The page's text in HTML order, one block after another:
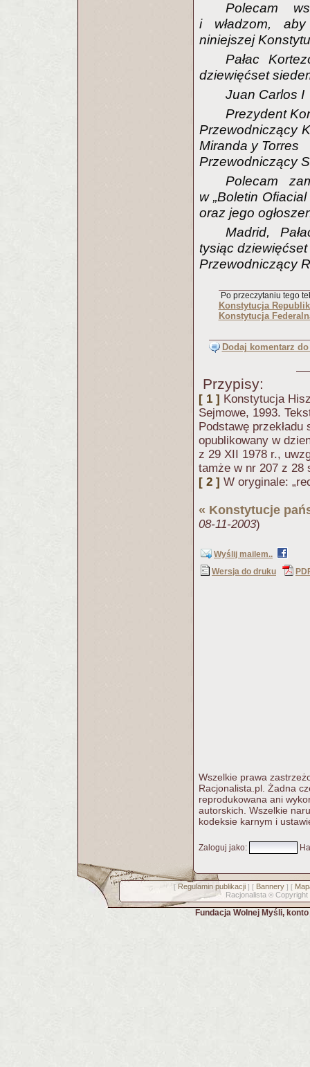
Polecam
i władzom,
niniejszej
Pałac
dziewięćset
Juan Carlos I
Prezydent
Przewodniczący
Miranda y Torres
Przewodniczący
Polecam
w „Boletin
oraz jego
Madrid,
tysiąc
Przewodniczący
Po przeczytaniu tego
Konstytucja
Konstytucja
Dodaj komentarz
Przypisy:
[ 1 ] Konstytucja
Sejmowe, 1993.
Podstawę
opublikowany w
z 29 XII 1978 r.,
tamże w nr 207 z 28
[ 2 ] W oryginale:
« Konstytucje
08-11-2003)
Wyślij mailem..
Wersja do druku
Wszelkie prawa
Racjonalista.pl. Żadna
reprodukowana ani
autorskich. Wszelkie
kodeksie karnym i
Zaloguj jako:
[ Regulamin publikacji] [ Bannery] [
Racjonalista © Copyright
Fundacja Wolnej Myśli,